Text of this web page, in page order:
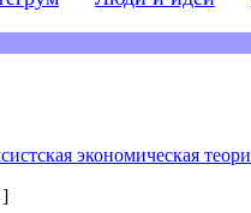
экономическая
]